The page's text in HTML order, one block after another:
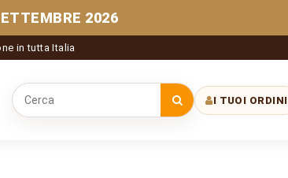
2026
in tutta Italia
Cerca nel sito I TUOI ORDINI